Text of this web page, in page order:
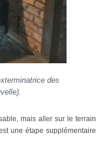
des
mais aller sur le terrain
une étape supplémentaire